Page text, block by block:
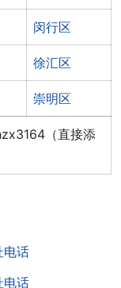
闵行区
徐汇区
崇明区
（直接添
电话
电话